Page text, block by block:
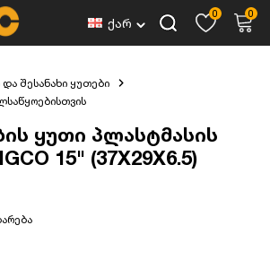
ქარ
0 0
და შესანახი ყუთები
ყუთი პლასტმასის
15" (37X29X6.5)